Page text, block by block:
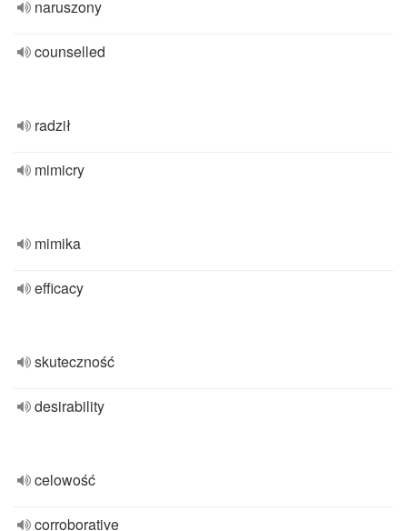
naruszony
counselled
radził
mimicry
mimika
efficacy
skuteczność
desirability
celowość
corroborative